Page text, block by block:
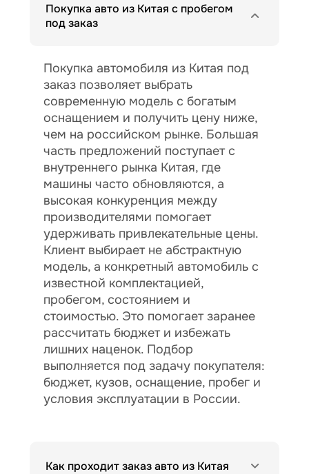
Покупка авто из Китая с пробегом
под заказ
Покупка автомобиля из Китая под
заказ позволяет выбрать
современную модель с богатым
оснащением и получить цену ниже,
чем на российском рынке. Большая
часть предложений поступает с
внутреннего рынка Китая, где
машины часто обновляются, а
высокая конкуренция между
производителями помогает
удерживать привлекательные цены.
Клиент выбирает не абстрактную
модель, а конкретный автомобиль с
известной комплектацией,
пробегом, состоянием и
стоимостью. Это помогает заранее
рассчитать бюджет и избежать
лишних наценок. Подбор
выполняется под задачу покупателя:
бюджет, кузов, оснащение, пробег и
условия эксплуатации в России.
Как проходит заказ авто из Китая